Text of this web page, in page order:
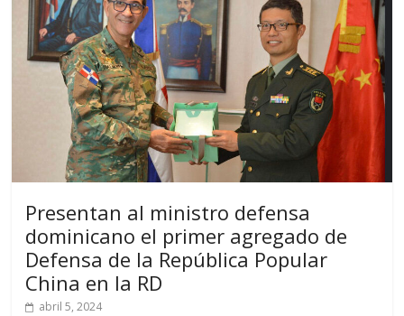
Presentan al ministro defensa
dominicano el primer agregado de
Defensa de la República Popular
China en la RD
abril 5, 2024